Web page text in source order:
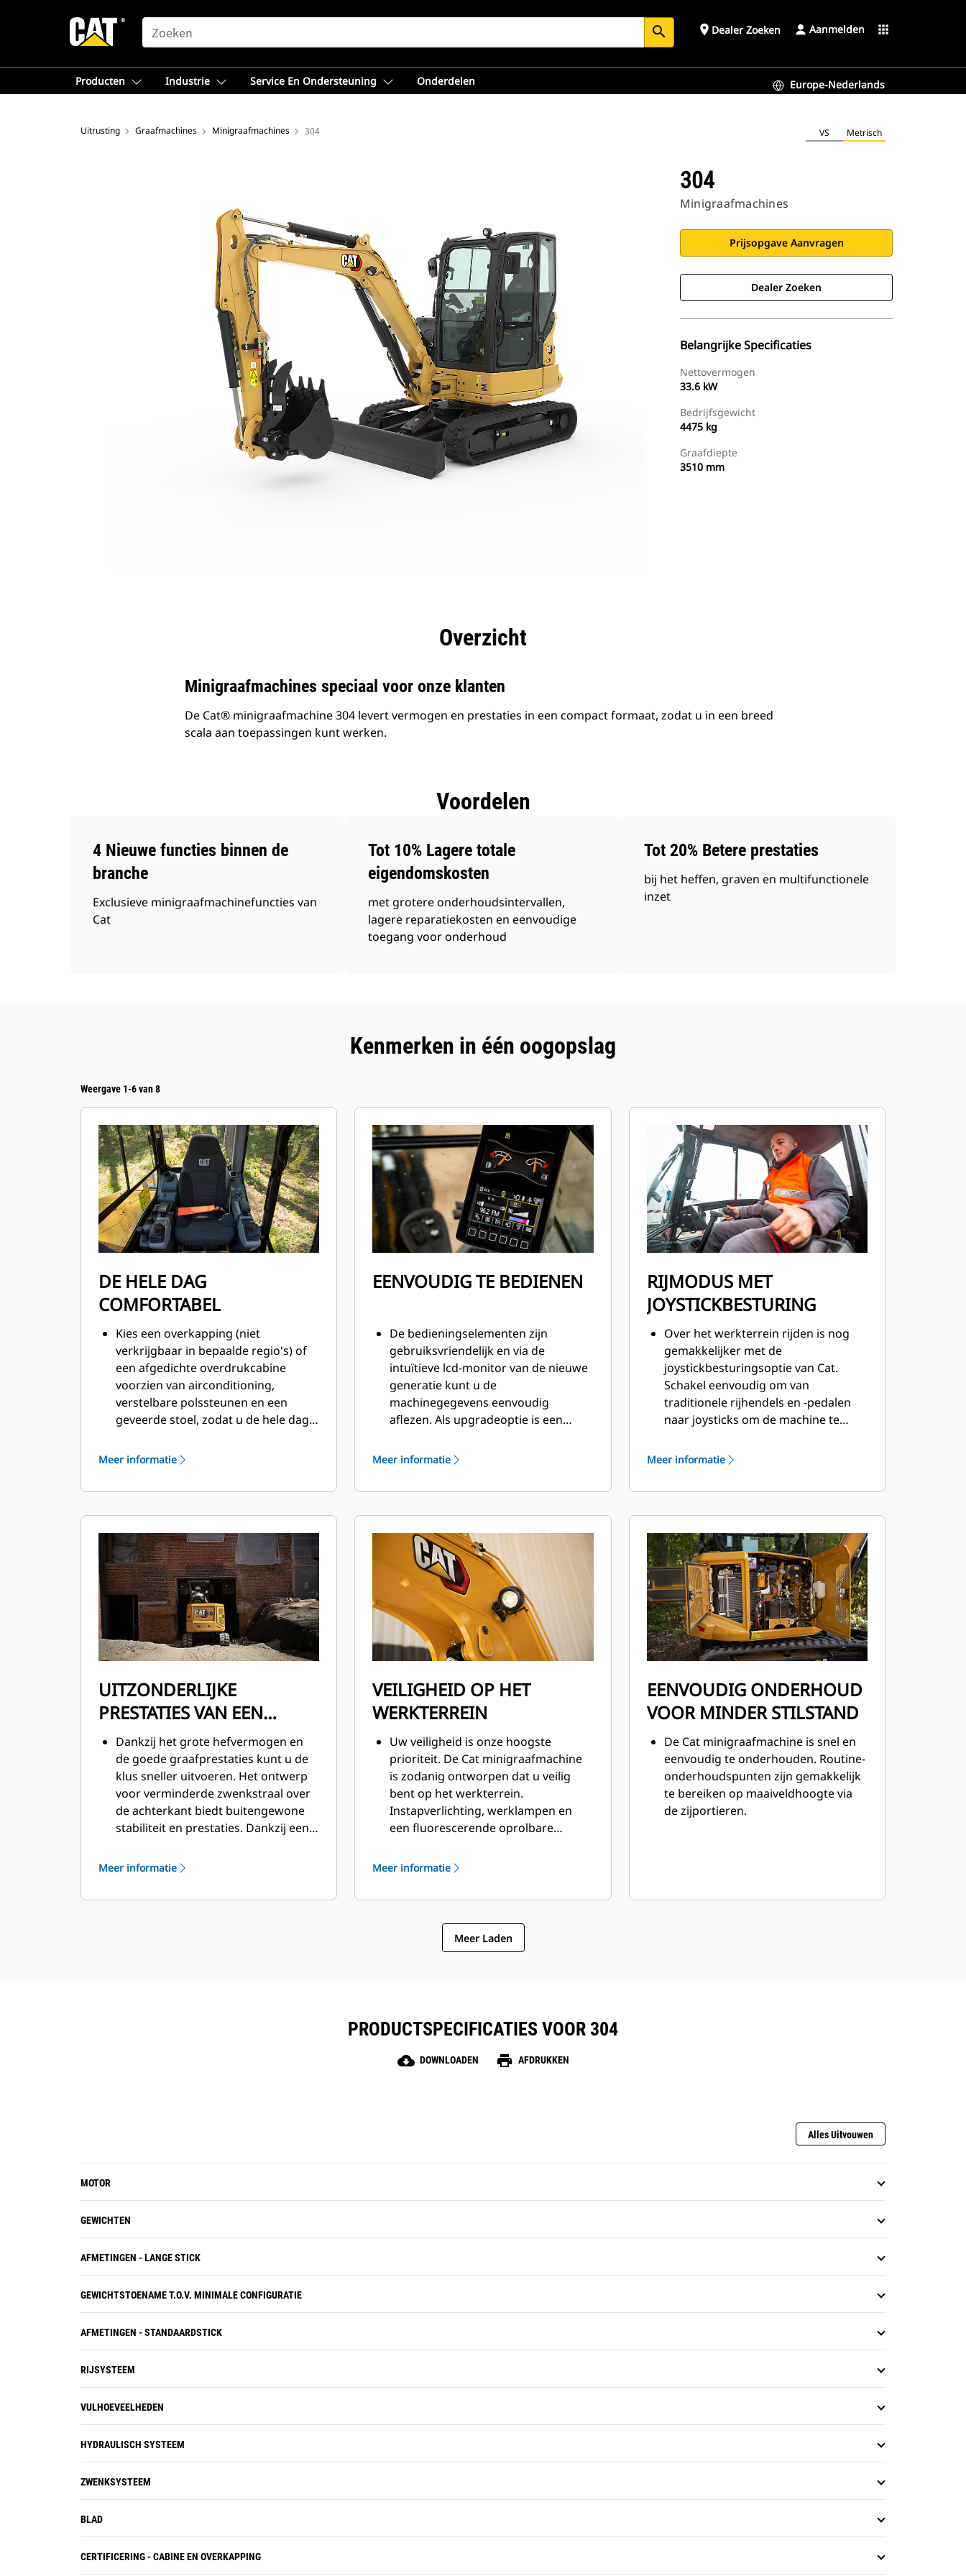
SEARCH search place Dealer Zoeken Aanmelden apps
Producten Industrie Service En Ondersteuning Onderdelen Europe-Nederlands
Uitrusting Graafmachines Minigraafmachines 304 VS Metrisch
304
Minigraafmachines
Prijsopgave Aanvragen
Dealer Zoeken
Belangrijke Specificaties
Nettovermogen
33.6 kW
Bedrijfsgewicht
4475 kg
Graafdiepte
3510 mm
Overzicht
Minigraafmachines speciaal voor onze klanten
De Cat® minigraafmachine 304 levert vermogen en prestaties in een compact formaat, zodat u in een breed
scala aan toepassingen kunt werken.
Voordelen
4 Nieuwe functies binnen de
branche
Exclusieve minigraafmachinefuncties van
Cat
Tot 10% Lagere totale
eigendomskosten
met grotere onderhoudsintervallen,
lagere reparatiekosten en eenvoudige
toegang voor onderhoud
Tot 20% Betere prestaties
bij het heffen, graven en multifunctionele
inzet
Kenmerken in één oogopslag
Weergave 1-6 van 8
DE HELE DAG
COMFORTABEL
Kies een overkapping (niet
verkrijgbaar in bepaalde regio's) of
een afgedichte overdrukcabine
voorzien van airconditioning,
verstelbare polssteunen en een
geveerde stoel, zodat u de hele dag
Meer informatie
EENVOUDIG TE BEDIENEN
De bedieningselementen zijn
gebruiksvriendelijk en via de
intuïtieve lcd-monitor van de nieuwe
generatie kunt u de
machinegegevens eenvoudig
aflezen. Als upgradeoptie is een
aanraakscherm verkrijgbaar.
Meer informatie
RIJMODUS MET
JOYSTICKBESTURING
Over het werkterrein rijden is nog
gemakkelijker met de
joystickbesturingsoptie van Cat.
Schakel eenvoudig om van
traditionele rijhendels en -pedalen
naar joysticks om de machine te
Geniet van minder inspanning en
Meer informatie
UITZONDERLIJKE
PRESTATIES VAN EEN
KLEINE MACHINE
Dankzij het grote hefvermogen en
de goede graafprestaties kunt u de
klus sneller uitvoeren. Het ontwerp
voor verminderde zwenkstraal over
de achterkant biedt buitengewone
stabiliteit en prestaties. Dankzij een
in) kunt u de 304 gebruiken op
dozer drijver zorgt voor gemakkelijk
Meer informatie
VEILIGHEID OP HET
WERKTERREIN
Uw veiligheid is onze hoogste
prioriteit. De Cat minigraafmachine
is zodanig ontworpen dat u veilig
bent op het werkterrein.
Instapverlichting, werklampen en
een fluorescerende oprolbare
van de ingebouwde
machine.
Meer informatie
EENVOUDIG ONDERHOUD
VOOR MINDER STILSTAND
De Cat minigraafmachine is snel en
eenvoudig te onderhouden. Routine-
onderhoudspunten zijn gemakkelijk
te bereiken op maaiveldhoogte via
de zijportieren.
Meer Laden
PRODUCTSPECIFICATIES VOOR 304
cloud_download DOWNLOADEN print AFDRUKKEN
Alles Uitvouwen
MOTOR
GEWICHTEN
AFMETINGEN - LANGE STICK
GEWICHTSTOENAME T.O.V. MINIMALE CONFIGURATIE
AFMETINGEN - STANDAARDSTICK
RIJSYSTEEM
VULHOEVEELHEDEN
HYDRAULISCH SYSTEEM
ZWENKSYSTEEM
BLAD
CERTIFICERING - CABINE EN OVERKAPPING